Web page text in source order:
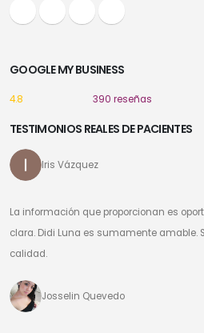
GOOGLE MY BUSINESS
4.8 390 reseñas
TESTIMONIOS REALES DE PACIENTES
Iris Vázquez
La información que proporcionan es
clara. Didi Luna es sumamente amable.
calidad.
Josselin Quevedo